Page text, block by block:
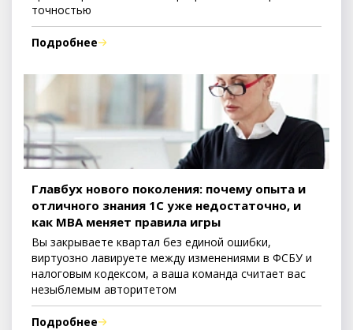
точностью
Подробнее
Главбух нового поколения: почему опыта и
отличного знания 1С уже недостаточно, и
как MBA меняет правила игры
Вы закрываете квартал без единой ошибки,
виртуозно лавируете между изменениями в ФСБУ и
налоговым кодексом, а ваша команда считает вас
незыблемым авторитетом
Подробнее